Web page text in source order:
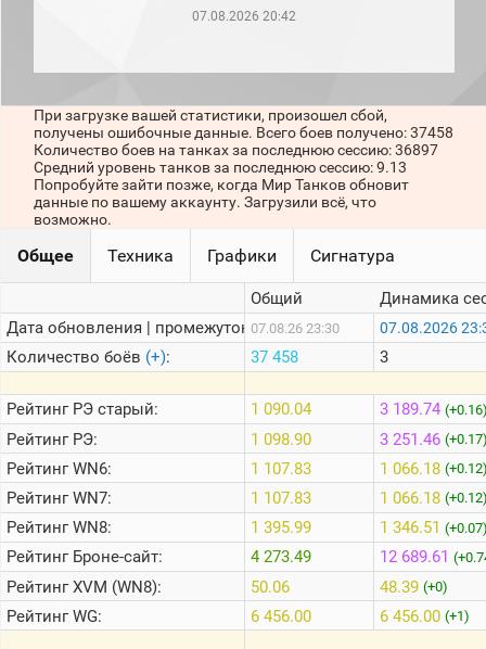
месяц)
игроков
последние
сессии)
1000
стримеров
Информация
Онлайн
Цветовая
шкала
Теlegram
ВК
Портал
Мира
07.08.2026 20:42
При загрузке вашей статистики, произошел сбой,
получены ошибочные данные. Всего боев получено: 37458
Количество боев на танках за последнюю сессию: 36897
Средний уровень танков за последнюю сессию: 9.13
Попробуйте зайти позже, когда Мир Танков обновит
данные по вашему аккаунту. Загрузили всё, что
возможно.
Общее Техника Графики Сигнатура
Дата обновления | промежуток:
Количество боёв (+):
РейтингРЭ старый:
РейтингРЭ:
РейтингWN6:
РейтингWN7:
РейтингWN8:
РейтингБроне-сайт:
РейтингXVM (WN8):
РейтингWG:
Общий
07.08.26 23:30
37 458
1 090.04
1 098.90
1 107.83
1 107.83
1 395.99
4 273.49
50.06
6 456.00
Динамика
07.08.2026
3
3 189.74
3 251.46
1 066.18
1 066.18
1 346.51
12 689.61
48.39 (+0)
6 456.00 (+1)